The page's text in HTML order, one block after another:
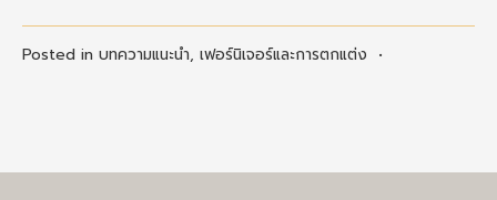
Posted in บทความแนะนำ, เฟอร์นิเจอร์และการตกแต่ง •